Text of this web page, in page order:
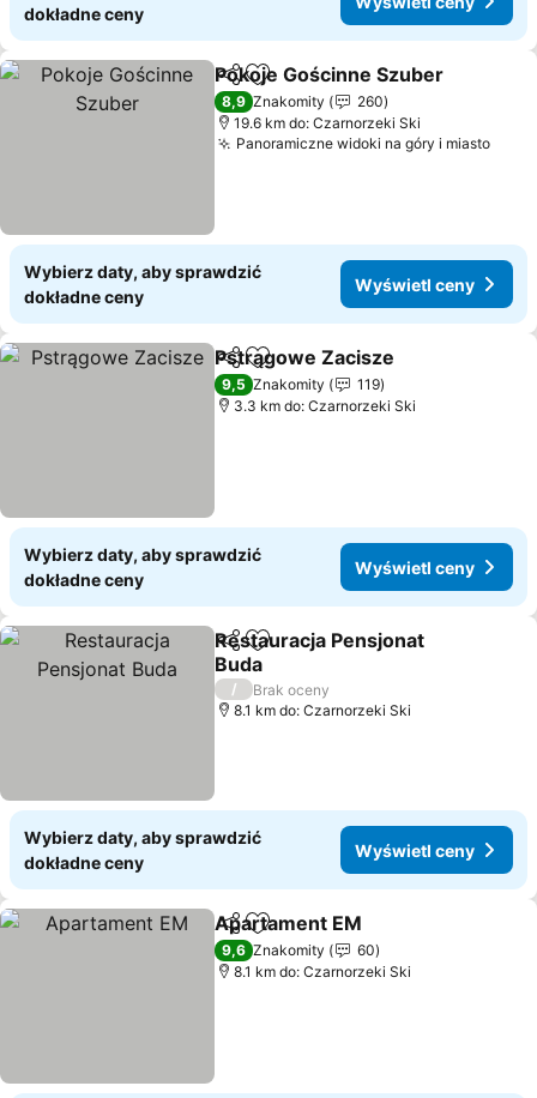
dokładne ceny
Udostępnij
Dodaj do ulubionych
Pokoje Gościnne Szuber
8,9 Znakomity
260
19.6 km do: Czarnorzeki Ski
Panoramiczne widoki na góry i miasto
Wybierz daty, aby sprawdzić
dokładne ceny
Wyświetl ceny
Udostępnij
Dodaj do ulubionych
Pstrągowe Zacisze
9,5 Znakomity
119
3.3 km do: Czarnorzeki Ski
Wybierz daty, aby sprawdzić
dokładne ceny
Wyświetl ceny
Udostępnij
Dodaj do ulubionych
Restauracja Pensjonat
Buda
/
Brak oceny
8.1 km do: Czarnorzeki Ski
Wybierz daty, aby sprawdzić
dokładne ceny
Wyświetl ceny
Udostępnij
Dodaj do ulubionych
Apartament EM
9,6 Znakomity
60
8.1 km do: Czarnorzeki Ski